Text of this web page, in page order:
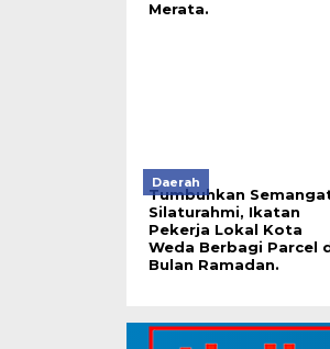
Merata.
Daerah
Tumbuhkan
Silaturahmi, Ikatan
Pekerja Lokal Kota
Weda Berbagi Parcel
Bulan Ramadan.